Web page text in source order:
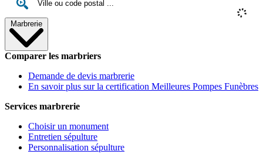
Marbrerie
Comparer les marbriers
Demande de devis marbrerie
En savoir plus sur la certification Meilleures Pompes Funèbres
Services marbrerie
Choisir un monument
Entretien sépulture
Personnalisation sépulture